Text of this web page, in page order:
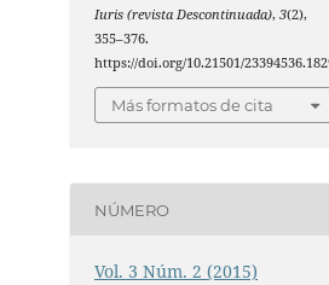
Iuris (revista Descontinuada),3(2),
355–376.
https://doi.org/10.21501/
Más formatos de cita
NÚMERO
Vol. 3 Núm. 2 (2015)